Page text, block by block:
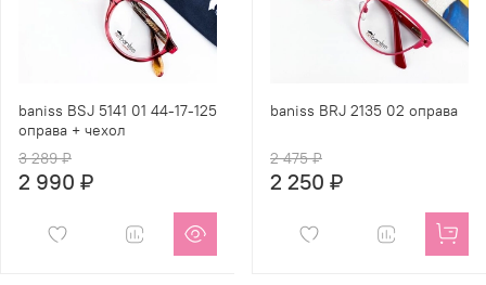
baniss BSJ 5141 01 44-17-125
оправа + чехол
3 289 ₽
2 990 ₽
baniss BRJ 2135 02 оправа
2 475 ₽
2 250 ₽